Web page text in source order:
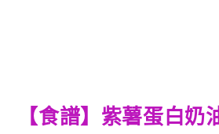
【食譜】紫薯蛋白奶